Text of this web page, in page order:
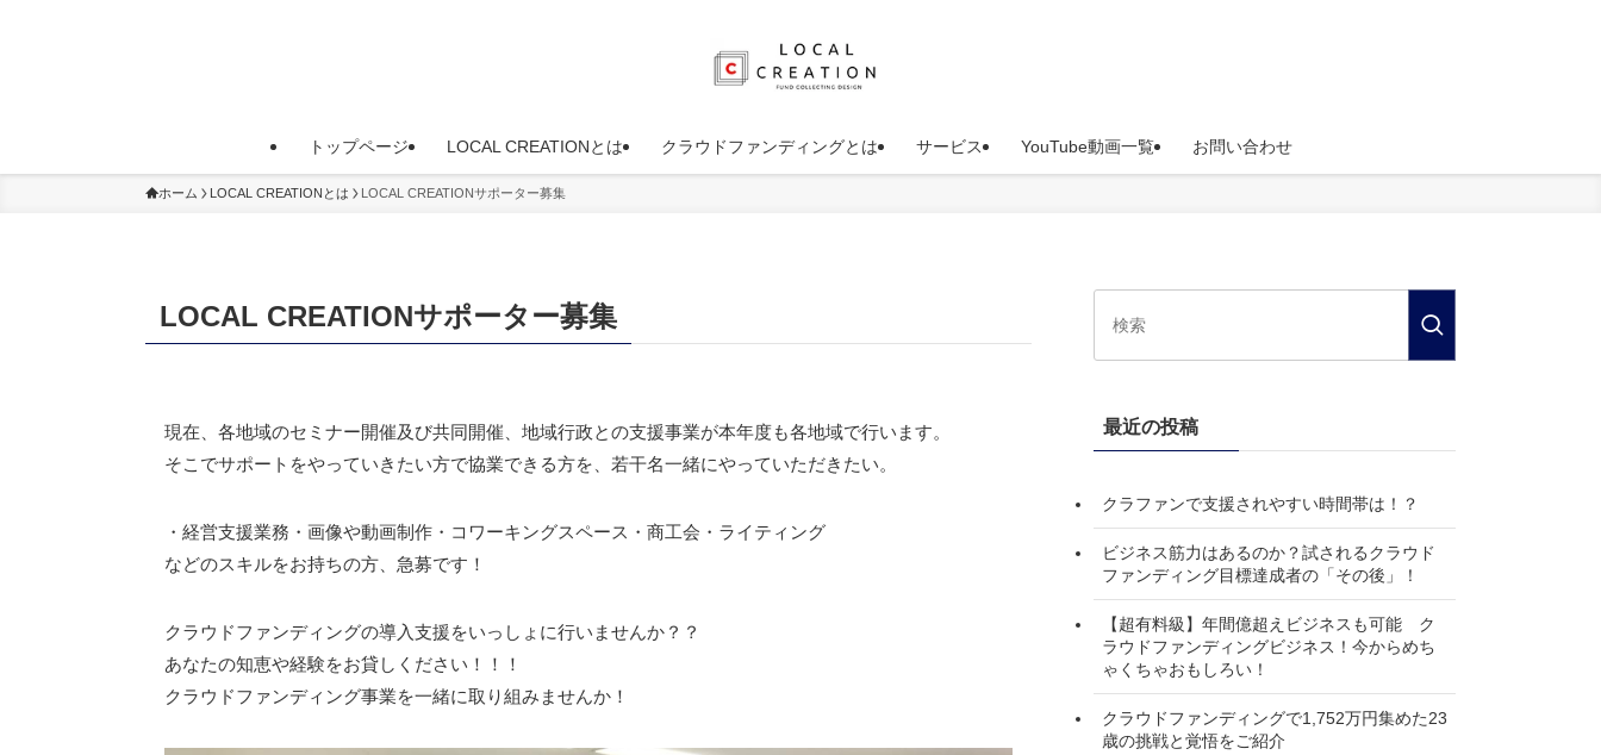
トップページ LOCAL CREATIONとは クラウドファンディングとは サービス YouTube動画一覧 お問い合わせ
ホーム LOCAL CREATIONとは LOCAL CREATIONサポーター募集
LOCAL CREATIONサポーター募集
現在、各地域のセミナー開催及び共同開催、地域行政との支援事業が本年度も各地域で行います。
そこでサポートをやっていきたい方で協業できる方を、若干名一緒にやっていただきたい。
・経営支援業務・画像や動画制作・コワーキングスペース・商工会・ライティング
などのスキルをお持ちの方、急募です！
クラウドファンディングの導入支援をいっしょに行いませんか？？
あなたの知恵や経験をお貸しください！！！
クラウドファンディング事業を一緒に取り組みませんか！
最近の投稿
クラファンで支援されやすい時間帯は！？
ビジネス筋力はあるのか？試されるクラウド
ファンディング目標達成者の「その後」！
【超有料級】年間億超えビジネスも可能 ク
ラウドファンディングビジネス！今からめち
ゃくちゃおもしろい！
クラウドファンディングで1,752万円集めた23
歳の挑戦と覚悟をご紹介